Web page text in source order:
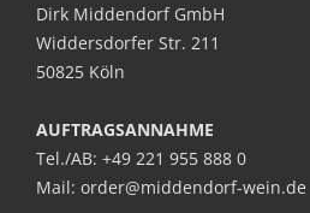
Dirk Middendorf GmbH
Widdersdorfer Str. 211
50825 Köln
AUFTRAGSANNAHME
Tel./AB: +49 221 955 888 0
Mail: order@middendorf-wein.de